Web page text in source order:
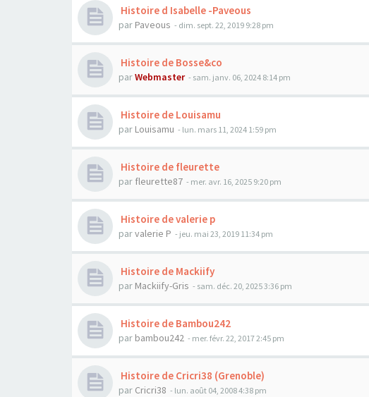
Histoire d Isabelle -Paveous
par Paveous - dim. sept. 22, 2019 9:28 pm
Histoire de Bosse&co
parWebmaster - sam. janv. 06, 2024 8:14 pm
Histoire de Louisamu
par Louisamu - lun. mars 11, 2024 1:59 pm
Histoire de fleurette
par fleurette87 - mer. avr. 16, 2025 9:20 pm
Histoire de valerie p
parvalerie P - jeu. mai 23, 2019 11:34 pm
Histoire de Mackiify
par Mackiify-Gris - sam. déc. 20, 2025 3:36 pm
Histoire de Bambou242
par bambou242 - mer. févr. 22, 2017 2:45 pm
Histoire de Cricri38 (Grenoble)
par Cricri38 - lun. août 04, 2008 4:38 pm